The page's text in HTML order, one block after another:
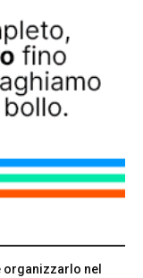
nel